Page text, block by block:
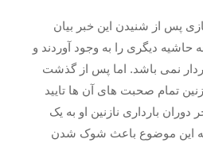
پس از شنیدن این خبر بیان
حاشیه دیگری را به وجود آوردند و
نمی‌ باشد. اما پس از گذشت
تمام صحبت‌ های آن ها تایید
دوران بارداری نازنین او به یک
که این موضوع باعث شوک شدن